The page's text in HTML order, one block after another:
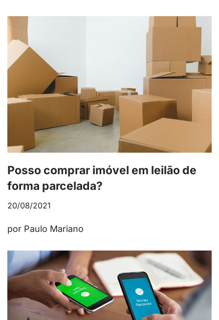
Posso comprar imóvel em leilão de
forma parcelada?
20/08/2021
por Paulo Mariano